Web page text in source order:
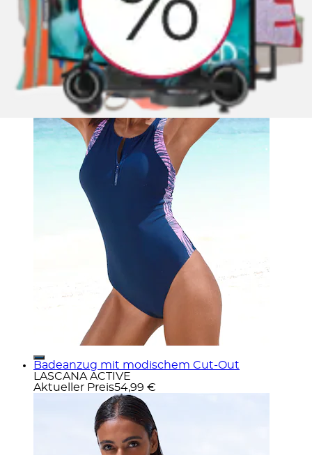
Aktueller Preis 69,99 €
Badeanzug mit modischem Cut-Out
LASCANA ACTIVE
Aktueller Preis54,99 €